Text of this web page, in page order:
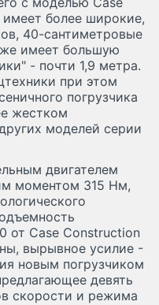
более широкие,
40-сантиметровые
имеет большую
- почти 1,9 метра.
при этом
погрузчика
жестком
моделей серии
двигателем
моментом 315 Нм,
от Сase Construction
вырывное усилие -
новым погрузчиком
девять
скорости и режима